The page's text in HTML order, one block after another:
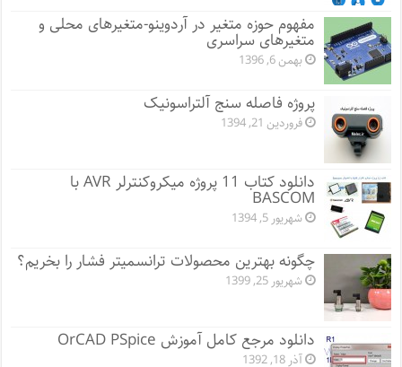
مفهوم حوزه متغیر در آردوینو-متغیرهای محلی و
متغیرهای سراسری
بهمن 6, 1396
پروژه فاصله سنج آلتراسونیک
فروردین 21, 1394
دانلود کتاب 11 پروژه میکروکنترلر AVR با
BASCOM
شهریور 5, 1394
چگونه بهترین محصولات ترانسمیتر فشار را بخریم؟
شهریور 25, 1399
دانلود مرجع کامل آموزش OrCAD PSpice
آذر 18, 1392